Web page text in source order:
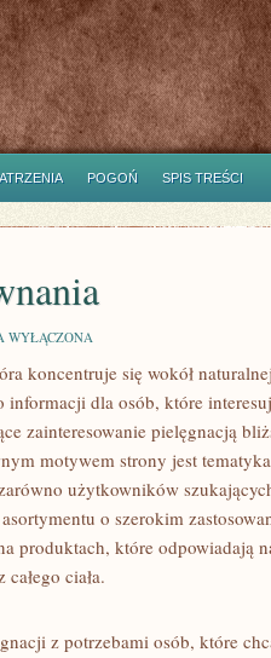
POGOŃ SPIS TREŚCI
WYŁĄCZONA
koncentruje się wokół
informacji dla osób, które
zainteresowanie pielęgnacją
motywem strony jest
użytkowników
o szerokim
produktach, które odpowiadają
ciała.
z potrzebami osób, które